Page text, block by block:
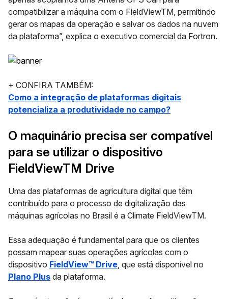
compatibilizar a máquina com o FieldViewTM, permitindo
gerar os mapas da operação e salvar os dados na nuvem
da plataforma”, explica o executivo comercial da Fortron.
+ CONFIRA TAMBÉM:
Como a integração de plataformas digitais
potencializa a produtividade no campo?
O maquinário precisa ser compatível
para se utilizar o dispositivo
FieldViewTM Drive
Uma das plataformas de agricultura digital que têm
contribuído para o processo de digitalização das
máquinas agrícolas no Brasil é a Climate FieldViewTM.
Essa adequação é fundamental para que os clientes
possam mapear suas operações agrícolas com o
dispositivo FieldView™ Drive, que está disponível no
Plano Plus da plataforma.